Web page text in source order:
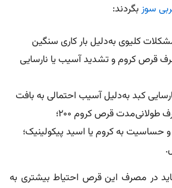
سوز بگردند:
کلیوی به‌دلیل بار کاری سنگین
قرص کروم و تشدید آسیب یا نارسایی
کبد به‌دلیل آسیب احتمالی به بافت
قرص کروم 200؛
و حساسیت به کروم یا اسید پیکولینیک؛
در مصرف این قرص احتیاط بیشتری به